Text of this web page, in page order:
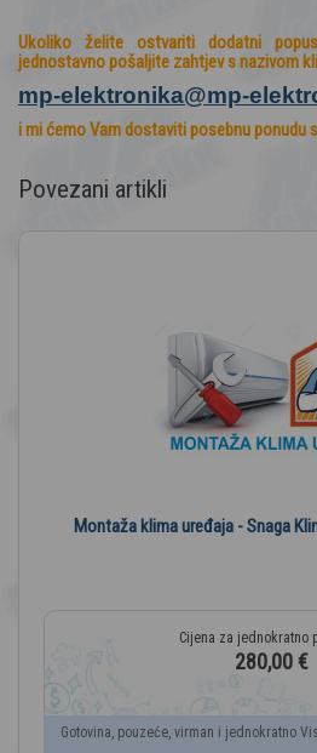
Ukoliko želite ostvariti dodatni
jednostavno pošaljite zahtjev s nazivom
mp-elektronika@mp-
i mi ćemo Vam dostaviti posebnu ponudu
Povezani artikli
Montaža klima uređaja - Snaga
280,00 €
Gotovina, pouzeće, virman i jednokratno